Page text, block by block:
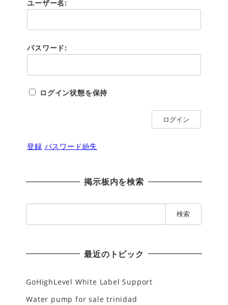
ユーザー名:
パスワード:
ログイン状態を保持
ログイン
登録 パスワード紛失
掲示板内を検索
索
最近のトピック
GoHighLevel White Label Support
Water pump for sale trinidad